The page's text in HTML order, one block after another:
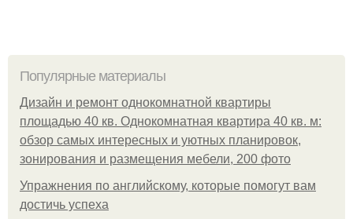
Популярные материалы
Дизайн и ремонт однокомнатной квартиры
площадью 40 кв. Однокомнатная квартира 40 кв. м:
обзор самых интересных и уютных планировок,
зонирования и размещения мебели, 200 фото
Упражнения по английскому, которые помогут вам
достичь успеха